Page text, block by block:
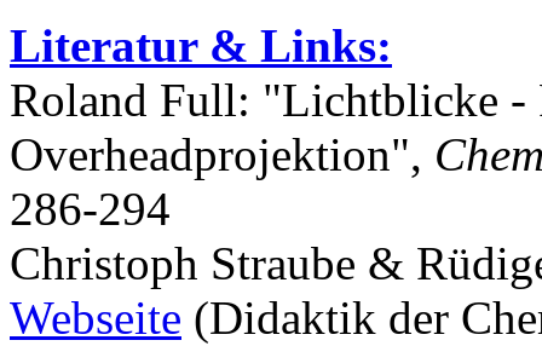
Literatur & Links:
Roland Full: "Lichtblicke -
Overheadprojektion",
286-294
Christoph Straube &
Webseite (Didaktik der